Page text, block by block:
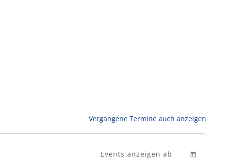
Vergangene Termine auch anzeigen
Events anzeigen ab